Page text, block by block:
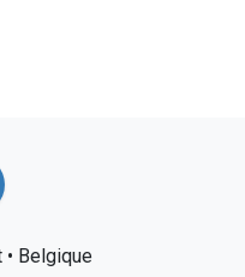
Belgique